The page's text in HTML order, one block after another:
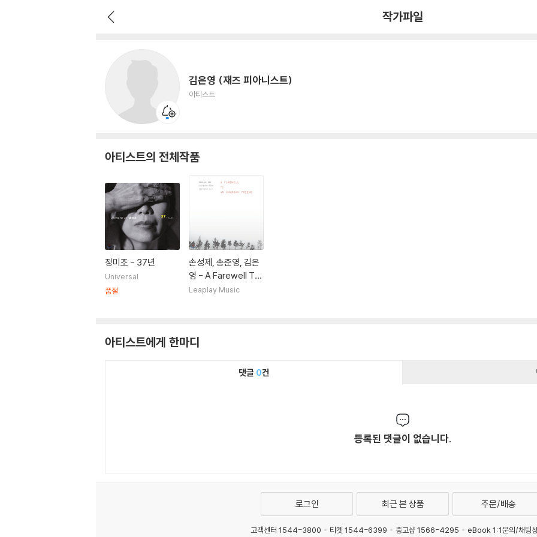
작가파일
김은영 (재즈 피아니스트)
아티스트
아티스트의 전체작품
정미조 - 37년
Universal
품절
손성제, 송준영, 김은
영 - A Farewell To
An Unknown Frien
Leaplay Music
아티스트에게 한마디
댓글 0건
등록된 댓글이 없습니다.
로그인 최근 본 상품 주문/배송
고객센터 1544-3800 티켓 1544-6399 중고샵 1566-4295 eBook 1:1문의/채팅